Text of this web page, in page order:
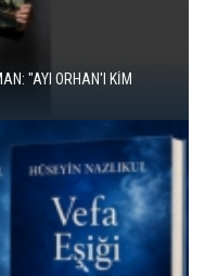
ENERJİ